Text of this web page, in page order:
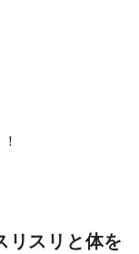
リスリと体を